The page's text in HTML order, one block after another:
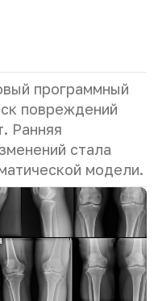
программный
повреждений
Ранняя
стала
модели.